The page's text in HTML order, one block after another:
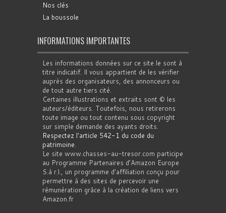
Nos clés
La boussole
INFORMATIONS IMPORTANTES
Les informations données sur ce site le sont à
titre indicatif. Il vous appartient de les vérifier
auprès des organisateurs, des annonceurs ou
de tout autre tiers cité.
Certaines illustrations et extraits sont © les
auteurs/éditeurs. Toutefois, nous retirerons
toute image ou tout contenu sous copyright
sur simple demande des ayants droits.
Respectez l'article 542-1 du code du
patrimoine.
Le site www.chasses-au-tresor.com participe
au Programme Partenaires d’Amazon Europe
S.à r.l., un programme d’affiliation conçu pour
permettre à des sites de percevoir une
rémunération grâce à la création de liens vers
Amazon.fr